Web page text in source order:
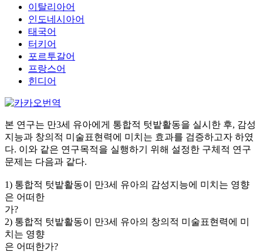
이탈리아어
인도네시아어
태국어
터키어
포르투갈어
프랑스어
힌디어
본 연구는 만3세 유아에게 통합적 텃밭활동을 실시한 후, 감성
지능과 창의적 미술표현력에 미치는 효과를 검증하고자 하였
다. 이와 같은 연구목적을 실행하기 위해 설정한 구체적 연구
문제는 다음과 같다.
1) 통합적 텃밭활동이 만3세 유아의 감성지능에 미치는 영향
은 어떠한
가?
2) 통합적 텃밭활동이 만3세 유아의 창의적 미술표현력에 미
치는 영향
은 어떠한가?